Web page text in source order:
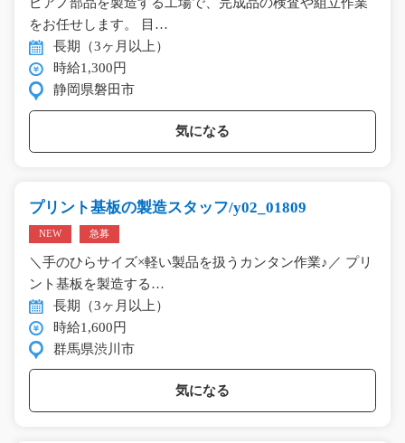
をお任せします。 目…
長期（3ヶ月以上）
時給1,300円
静岡県磐田市
気になる
プリント基板の製造スタッフ/y02_01809
NEW 急募
＼手のひらサイズ×軽い製品を扱うカンタン作業♪／ プリ
ント基板を製造する…
長期（3ヶ月以上）
時給1,600円
群馬県渋川市
気になる